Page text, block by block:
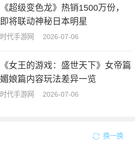
《超级变色龙》热销1500万份，
即将联动神秘日本明星
时代手游网 2026-07-06
《女王的游戏：盛世天下》女帝篇
媚娘篇内容玩法差异一览
时代手游网 2026-07-06
换一换